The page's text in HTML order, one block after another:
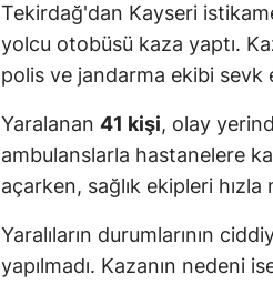
Tekirdağ'dan Kayseri
yolcu otobüsü kaza yaptı.
polis ve jandarma ekibi sevk
Yaralanan 41 kişi, olay
ambulanslarla hastanelere
açarken, sağlık ekipleri
Yaralıların durumlarının
yapılmadı. Kazanın nedeni